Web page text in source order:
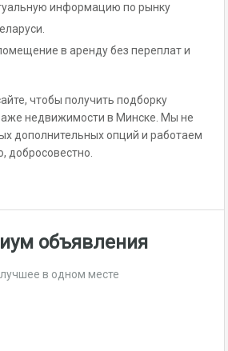
информацию по рынку
в аренду без переплат и
чтобы получить подборку
недвижимости в Минске. Мы не
дополнительных опций и работаем
добросовестно.
объявления
в одном месте